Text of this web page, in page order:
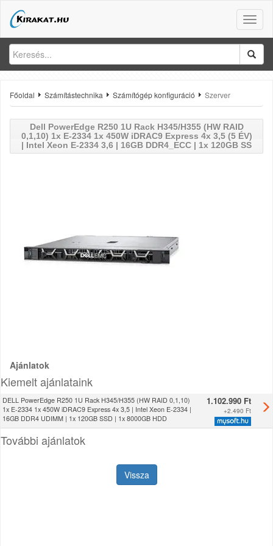
Toggle
Főoldal Számítástechnika Számítógép konfiguráció Szerver
Dell PowerEdge R250 1U Rack H345/H355 (HW RAID
0,1,10) 1x E-2334 1x 450W iDRAC9 Express 4x 3,5 (5 ÉV)
| Intel Xeon E-2334 3,6 | 16GB DDR4_ECC | 1x 120GB SS
Ajánlatok
Kiemelt ajánlataink
DELL PowerEdge R250 1U Rack H345/H355 (HW RAID 0,1,10)
1x E-2334 1x 450W iDRAC9 Express 4x 3,5 | Intel Xeon E-2334 |
16GB DDR4 UDIMM | 1x 120GB SSD | 1x 8000GB HDD
1.102.990 Ft
+2.490 Ft
További ajánlatok
Vissza